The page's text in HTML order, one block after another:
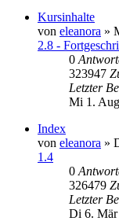
Kursinhalte
von eleanora »
2.8 -
0
323947
Letzter
Mi 1.
Index
von eleanora »
1.4
0
326479
Letzter
Di 6. Mär